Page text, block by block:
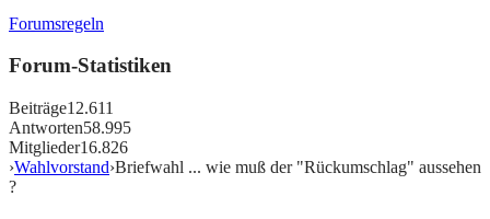
Forumsregeln
Forum-Statistiken
Beiträge12.611
Antworten58.995
Mitglieder16.826
›Wahlvorstand›Briefwahl ... wie muß der "Rückumschlag" aussehen
?